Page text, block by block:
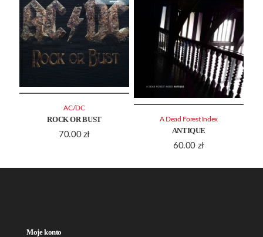
ROCK OR BUST
70.00 zł
AC/DC
ANTIQUE
60.00 zł
A Dead Forest Index
Moje konto